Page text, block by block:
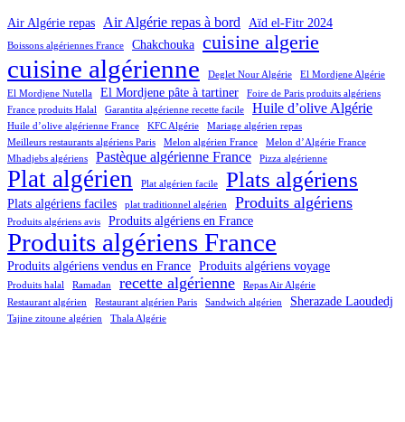
Air Algérie repas Air Algérie repas à bord Aïd el-Fitr 2024
Boissons algériennes France Chakchouka cuisine algerie
cuisine algérienne Deglet Nour Algérie
El Mordjene Algérie
El Mordjene Nutella
El Mordjene pâte à tartiner
Foire de Paris produits algériens
France produits Halal
Garantita algérienne recette facile Huile d’olive Algérie
Huile d’olive algérienne France KFC Algérie
Mariage algérien repas
Meilleurs restaurants algériens Paris
Melon algérien France
Melon d’Algérie France
Mhadjebs algériens
Pastèque algérienne France Pizza algérienne
Plat algérien Plat algérien facile Plats algériens
Plats algériens faciles plat traditionnel algérien Produits algériens
Produits algériens avis Produits algériens en France
Produits algériens France
Produits algériens vendus en France Produits algériens voyage
Produits halal Ramadan recette algérienne
Repas Air Algérie
Restaurant algérien
Restaurant algérien Paris Sandwich algérien Sherazade Laoudedj
Tajine zitoune algérien Thala Algérie